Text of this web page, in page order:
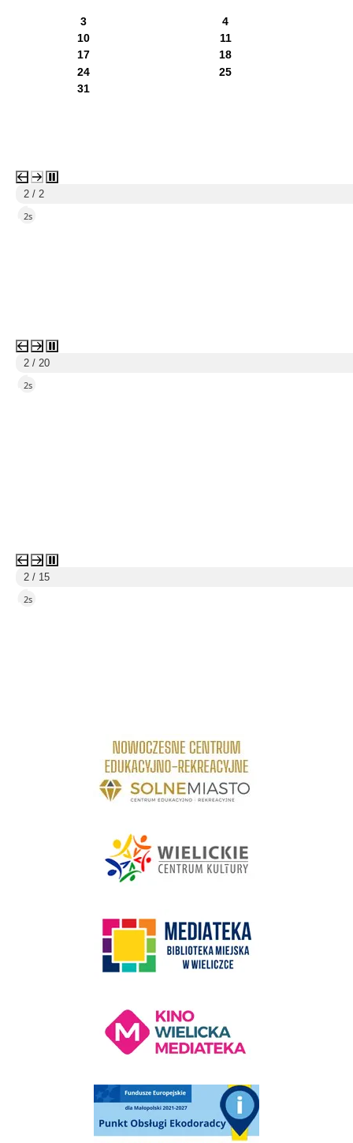
3
4
10
11
17
18
24
25
31
1 / 2
5s
3 / 20
5s
3 / 15
5s
link do strony Centrum Edukacyjno Rekreacyjne
Punkt Obsługi Ekodoradcy Wieliczka